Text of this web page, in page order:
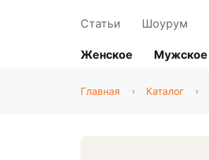
Статьи Шоурум
Женское Мужское
Главная Каталог